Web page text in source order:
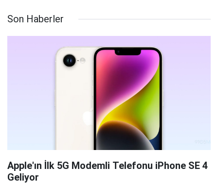
Son Haberler
Apple'ın İlk 5G Modemli Telefonu iPhone SE 4
Geliyor